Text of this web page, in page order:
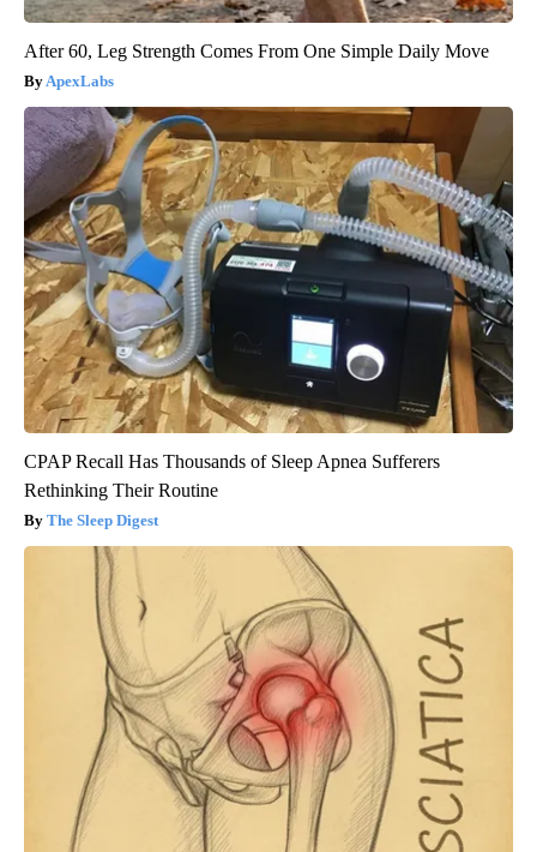
After 60, Leg Strength Comes From One Simple Daily Move
ApexLabs
CPAP Recall Has Thousands of Sleep Apnea Sufferers
Rethinking Their Routine
The Sleep Digest